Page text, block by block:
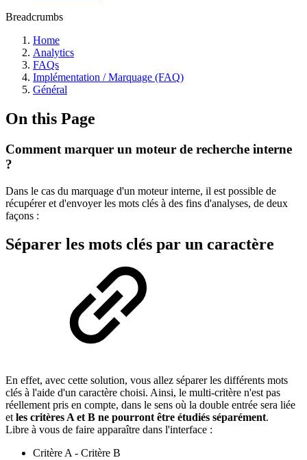
Breadcrumbs
Home
Analytics
FAQs
Implémentation / Marquage (FAQ)
Général
On this Page
Comment marquer un moteur de recherche interne
?
Dans le cas du marquage d'un moteur interne, il est possible de
récupérer et d'envoyer les mots clés à des fins d'analyses, de deux
façons :
Séparer les mots clés par un caractère
En effet, avec cette solution, vous allez séparer les différents mots
clés à l'aide d'un caractère choisi. Ainsi, le multi-critère n'est pas
réellement pris en compte, dans le sens où la double entrée sera liée
et les critères A et B ne pourront être étudiés séparément.
Libre à vous de faire apparaître dans l'interface :
Critère A - Critère B